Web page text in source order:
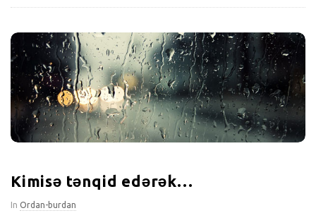
Kimisə tənqid edərək…
In Ordan-burdan